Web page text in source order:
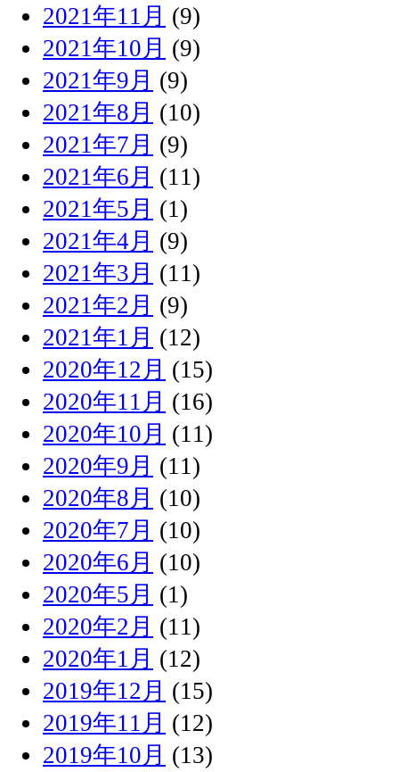
2021年11月 (9)
2021年10月 (9)
2021年9月 (9)
2021年8月 (10)
2021年7月 (9)
2021年6月 (11)
2021年5月 (1)
2021年4月 (9)
2021年3月 (11)
2021年2月 (9)
2021年1月 (12)
2020年12月 (15)
2020年11月 (16)
2020年10月 (11)
2020年9月 (11)
2020年8月 (10)
2020年7月 (10)
2020年6月 (10)
2020年5月 (1)
2020年2月 (11)
2020年1月 (12)
2019年12月 (15)
2019年11月 (12)
2019年10月 (13)